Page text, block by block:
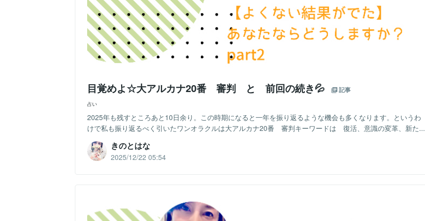
目覚めよ☆大アルカナ20番 審判 と 前回の続き💦 記事
占い
2025年も残すところあと10日余り。この時期になると一年を振り返るような機会も多くなります。というわ
けで私も振り返るべく引いたワンオラクルは大アルカナ20番 審判キーワードは 復活、意識の変革、新た...
きのとはな
2025/12/22 05:54